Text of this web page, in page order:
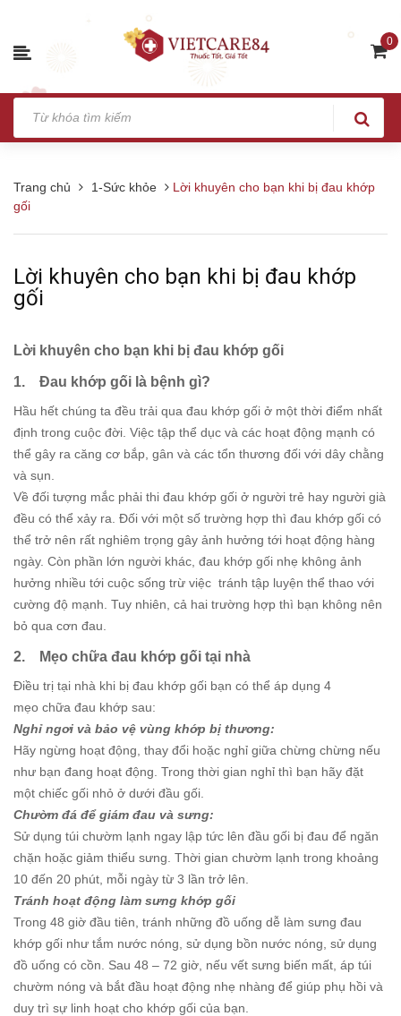
0
Trang chủ 1-Sức khỏe
Lời khuyên cho bạn khi bị đau khớp
gối
Lời khuyên cho bạn khi bị đau khớp
gối
Lời khuyên cho bạn khi bị đau khớp gối
1. Đau khớp gối là bệnh gì?
Hầu hết chúng ta đều trải qua đau khớp gối ở một thời điểm nhất
định trong cuộc đời. Việc tập thể dục và các hoạt động mạnh có
thể gây ra căng cơ bắp, gân và các tổn thương đối với dây chằng
và sụn.
Về đối tượng mắc phải thi đau khớp gối ở người trẻ hay người già
đều có thể xảy ra. Đối với một số trường hợp thì đau khớp gối có
thể trở nên rất nghiêm trọng gây ảnh hưởng tới hoạt động hàng
ngày. Còn phần lớn người khác, đau khớp gối nhẹ không ảnh
hưởng nhiều tới cuộc sống trừ việc tránh tập luyện thể thao với
cường độ mạnh. Tuy nhiên, cả hai trường hợp thì bạn không nên
bỏ qua cơn đau.
2. Mẹo chữa đau khớp gối tại nhà
Điều trị tại nhà khi bị đau khớp gối bạn có thể áp dụng 4
mẹo chữa đau khớp sau:
Nghỉ ngơi và bảo vệ vùng khớp bị thương:
Hãy ngừng hoạt động, thay đổi hoặc nghỉ giữa chừng chừng nếu
như bạn đang hoạt động. Trong thời gian nghỉ thì bạn hãy đặt
một chiếc gối nhỏ ở dưới đầu gối.
Chườm đá để giám đau và sưng:
Sử dụng túi chườm lạnh ngay lập tức lên đầu gối bị đau để ngăn
chặn hoặc giảm thiểu sưng. Thời gian chườm lạnh trong khoảng
10 đến 20 phút, mỗi ngày từ 3 lần trở lên.
Tránh hoạt động làm sưng khớp gối
Trong 48 giờ đầu tiên, tránh những đồ uống dễ làm sưng đau
khớp gối như tắm nước nóng, sử dụng bồn nước nóng, sử dụng
đồ uống có cồn. Sau 48 – 72 giờ, nếu vết sưng biến mất, áp túi
chườm nóng và bắt đầu hoạt động nhẹ nhàng để giúp phụ hồi và
duy trì sự linh hoạt cho khớp gối của bạn.